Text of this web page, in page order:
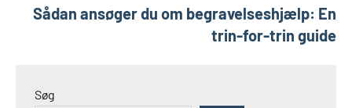
Sådan ansøger du om begravelseshjælp: En
trin-for-trin guide
Søg